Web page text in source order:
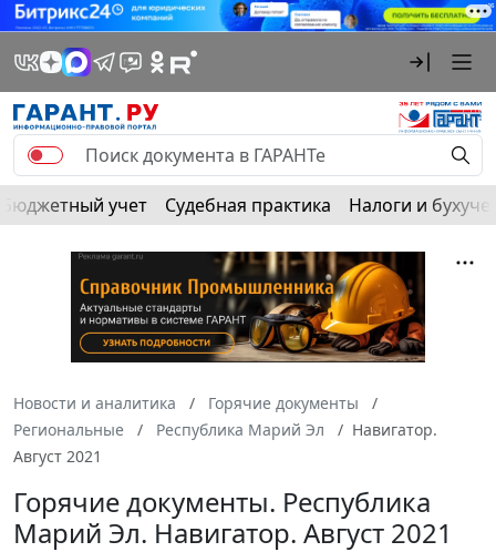
Бюджетный учет Судебная практика Налоги и
Новости и аналитика
Горячие документы
Региональные
Республика Марий Эл
Навигатор.
Август 2021
Горячие документы. Республика
Марий Эл. Навигатор. Август 2021